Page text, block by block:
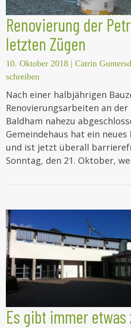
Renovierung der
letzten Zügen
10. Oktober 2018 | Catrin
schreiben
Nach einer halbjährigen
Renovierungsarbeiten an
Baldham nahezu
Gemeindehaus hat ein
und ist jetzt überall
Sonntag, den 21. Oktober,
Es gibt immer etwas